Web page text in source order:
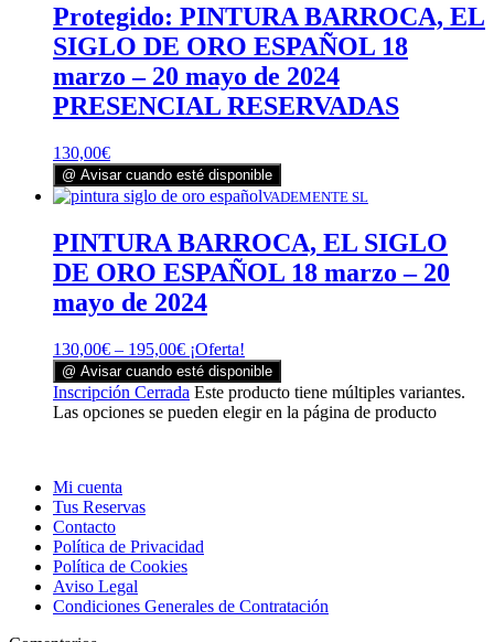
Protegido: PINTURA BARROCA, EL
SIGLO DE ORO ESPAÑOL 18
marzo – 20 mayo de 2024
PRESENCIAL RESERVADAS
130,00€
@ Avisar cuando esté disponible
VADEMENTE SL
PINTURA BARROCA, EL SIGLO
DE ORO ESPAÑOL 18 marzo – 20
mayo de 2024
130,00€ – 195,00€ ¡Oferta!
@ Avisar cuando esté disponible
Inscripción Cerrada Este producto tiene múltiples variantes.
Las opciones se pueden elegir en la página de producto
Mi cuenta
Tus Reservas
Contacto
Política de Privacidad
Política de Cookies
Aviso Legal
Condiciones Generales de Contratación